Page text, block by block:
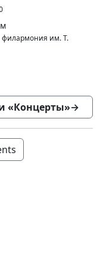
им. Т.
«Концерты»→